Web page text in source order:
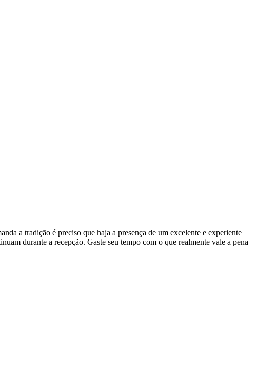
a tradição é preciso que haja a presença de um excelente e experiente
durante a recepção. Gaste seu tempo com o que realmente vale a pena